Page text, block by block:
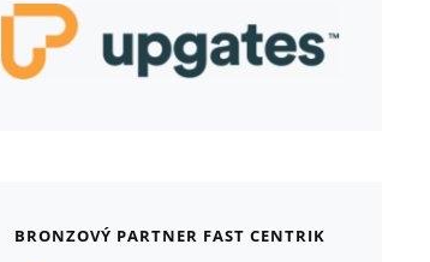
BRONZOVÝ PARTNER FAST CENTRIK